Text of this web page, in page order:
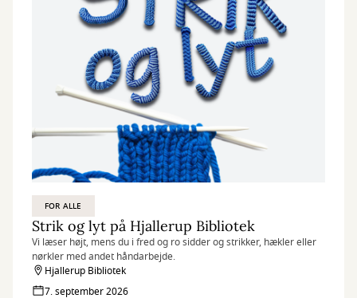
FOR ALLE
Strik og lyt på Hjallerup Bibliotek
Vi læser højt, mens du i fred og ro sidder og strikker, hækler eller
nørkler med andet håndarbejde.
Hjallerup Bibliotek
7. september 2026